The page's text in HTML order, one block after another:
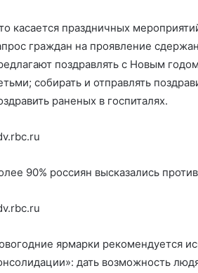
касается праздничных
граждан на проявление
поздравлять с Новым
собирать и отправлять
раненых в госпиталях.
90% россиян высказались
ярмарки рекомендуется
дать возможность